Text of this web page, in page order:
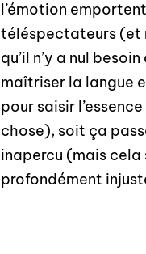
l’émotion
téléspectateurs (et
qu’il n’y a nul besoin
maîtriser la langue
pour saisir
chose), soit ça
inapercu (mais cela
profondément